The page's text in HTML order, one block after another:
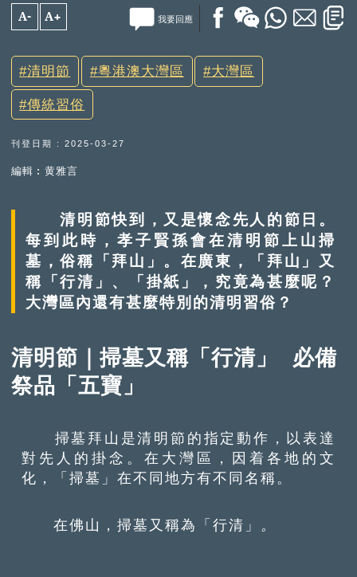
A- A+ 我要回應
清明節 粵港澳大灣區 大灣區
傳統習俗
刊登日期 : 2025-03-27
編輯︰黄雅言
清明節快到，又是懷念先人的節日。
每到此時，孝子賢孫會在清明節上山掃
墓，俗稱「拜山」。在廣東，「拜山」又
稱「行清」、「掛紙」，究竟為甚麼呢？
大灣區內還有甚麼特別的清明習俗？
清明節｜掃墓又稱「行清」 必備
祭品「五寶」
掃墓拜山是清明節的指定動作，以表達
對先人的掛念。在大灣區，因着各地的文
化，「掃墓」在不同地方有不同名稱。
在佛山，掃墓又稱為「行清」 。